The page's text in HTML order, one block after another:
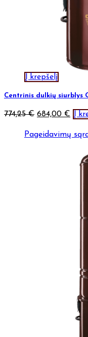
Į krepšelį
Centrinis dulkių siurblys
774,25€ 684,00 € Į
Pageidavimų